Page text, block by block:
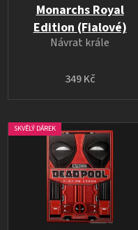
Monarchs Royal
Edition (Fialové)
349 Kč
Návrat krále
SKVĚLÝ DÁREK